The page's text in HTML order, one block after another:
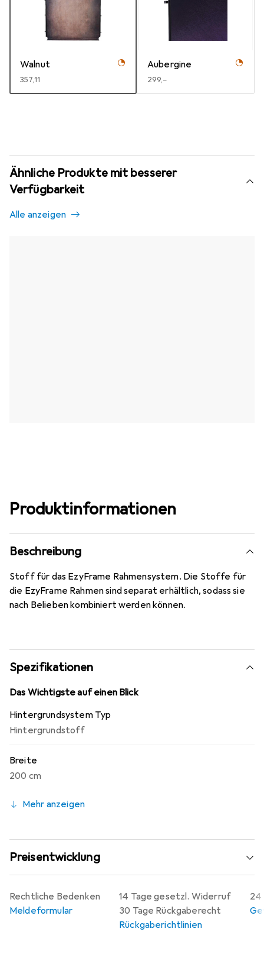
Walnut
EUR
357,11
Aubergine
EUR
299,–
Ähnliche Produkte mit besserer
Verfügbarkeit
Alle anzeigen
Produktinformationen
Beschreibung
Stoff für das EzyFrame Rahmensystem. Die Stoffe für
die EzyFrame Rahmen sind separat erhältlich, sodass sie
nach Belieben kombiniert werden können.
Spezifikationen
Das Wichtigste auf einen Blick
Hintergrundsystem Typ
Hintergrundstoff
Breite
200 cm
Mehr anzeigen
Preisentwicklung
14 Tage gesetzl. Widerruf
30 Tage Rückgaberecht
Rückgaberichtlinien
24
Rechtliche Bedenken
Meldeformular